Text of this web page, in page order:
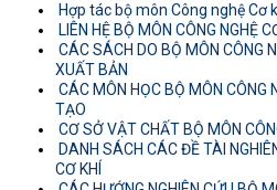
Hợp tác bộ môn Công nghệ Cơ
LIÊN HỆ BỘ MÔN CÔNG NGHỆ
CÁC SÁCH DO BỘ MÔN CÔNG
XUẤT BẢN
CÁC MÔN HỌC BỘ MÔN CÔNG
TẠO
CƠ SỞ VẬT CHẤT BỘ MÔN
DANH SÁCH CÁC ĐỀ TÀI
CƠ KHÍ